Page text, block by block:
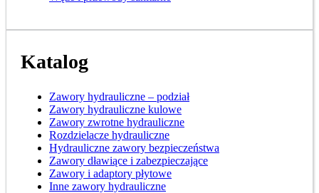
Katalog
Zawory hydrauliczne – podział
Zawory hydrauliczne kulowe
Zawory zwrotne hydrauliczne
Rozdzielacze hydrauliczne
Hydrauliczne zawory bezpieczeństwa
Zawory dławiące i zabezpieczające
Zawory i adaptory płytowe
Inne zawory hydrauliczne